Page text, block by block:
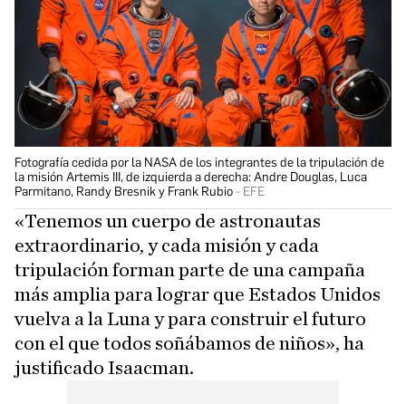
Fotografía cedida por la NASA de los integrantes de la tripulación de
la misión Artemis III, de izquierda a derecha: Andre Douglas, Luca
Parmitano, Randy Bresnik y Frank Rubio
EFE
«Tenemos un cuerpo de astronautas
extraordinario, y cada misión y cada
tripulación forman parte de una campaña
más amplia para lograr que Estados Unidos
vuelva a la Luna y para construir el futuro
con el que todos soñábamos de niños», ha
justificado Isaacman.